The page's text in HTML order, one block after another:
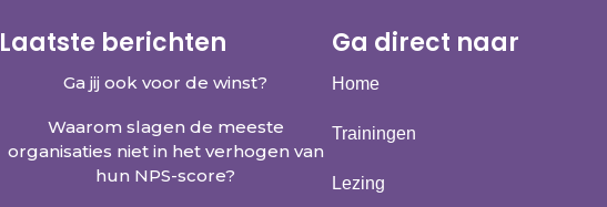
Laatste berichten
Ga jij ook voor de winst?
Waarom slagen de meeste
organisaties niet in het verhogen van
hun NPS-score?
Ga direct naar
Home
Trainingen
Lezing